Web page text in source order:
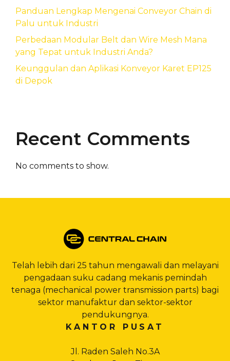
Panduan Lengkap Mengenai Conveyor Chain di
Palu untuk Industri
Perbedaan Modular Belt dan Wire Mesh Mana
yang Tepat untuk Industri Anda?
Keunggulan dan Aplikasi Konveyor Karet EP125
di Depok
Recent Comments
No comments to show.
Telah lebih dari 25 tahun mengawali dan melayani
pengadaan suku cadang mekanis pemindah
tenaga (mechanical power transmission parts) bagi
sektor manufaktur dan sektor-sektor
pendukungnya.
KANTOR PUSAT
Jl. Raden Saleh No.3A